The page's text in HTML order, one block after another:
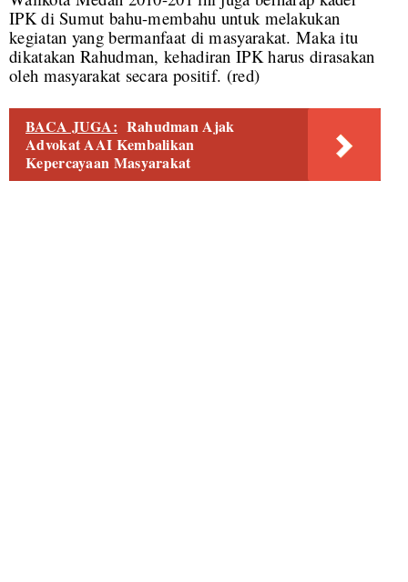
IPK di Sumut bahu-membahu untuk melakukan
kegiatan yang bermanfaat di masyarakat. Maka itu
dikatakan Rahudman, kehadiran IPK harus dirasakan
oleh masyarakat secara positif. (red)
BACA JUGA: Rahudman Ajak
Advokat AAI Kembalikan
Kepercayaan Masyarakat